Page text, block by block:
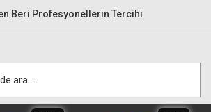
Beri Profesyonellerin Tercihi